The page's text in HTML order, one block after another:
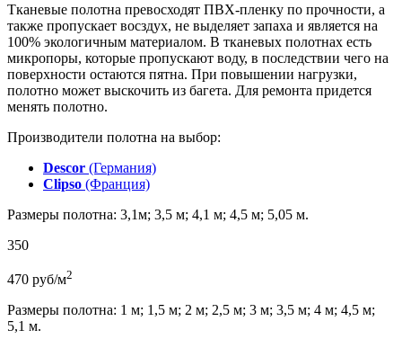
Тканевые полотна превосходят ПВХ-пленку по прочности, а
также пропускает восздух, не выделяет запаха и является на
100% экологичным материалом. В тканевых полотнах есть
микропоры, которые пропускают воду, в последствии чего на
поверхности остаются пятна. При повышении нагрузки,
полотно может выскочить из багета. Для ремонта придется
менять полотно.
Производители полотна на выбор:
Descor (Германия)
Clipso (Франция)
Размеры полотна: 3,1м; 3,5 м; 4,1 м; 4,5 м; 5,05 м.
350
470 руб/м2
Размеры полотна: 1 м; 1,5 м; 2 м; 2,5 м; 3 м; 3,5 м; 4 м; 4,5 м;
5,1 м.